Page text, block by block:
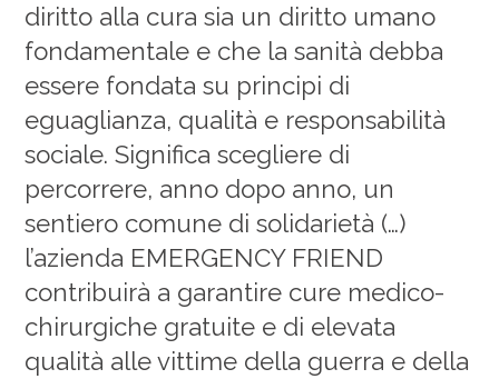
diritto alla cura sia un diritto umano
fondamentale e che la sanità debba
essere fondata su principi di
eguaglianza, qualità e responsabilità
sociale. Significa scegliere di
percorrere, anno dopo anno, un
sentiero comune di solidarietà (…)
l’azienda EMERGENCY FRIEND
contribuirà a garantire cure medico-
chirurgiche gratuite e di elevata
qualità alle vittime della guerra e della